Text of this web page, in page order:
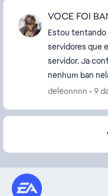
VOCE FOI
Estou tentando
servidores que
servidor. Ja
nenhum ban
deleonnnn
9